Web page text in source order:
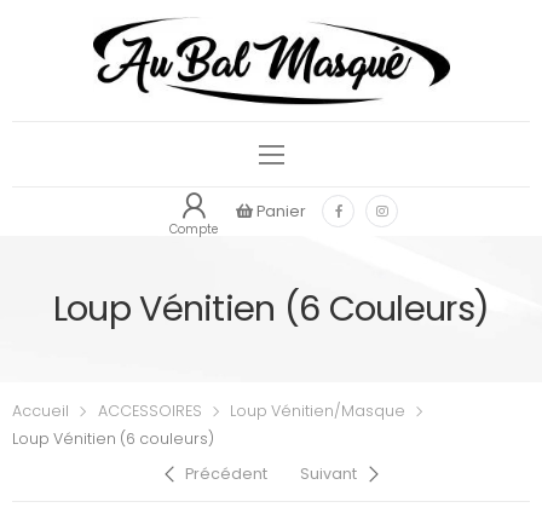
Compte
Panier
Loup Vénitien (6 Couleurs)
Accueil ACCESSOIRES
Loup Vénitien/Masque
Loup Vénitien (6 couleurs)
Précédent
Suivant